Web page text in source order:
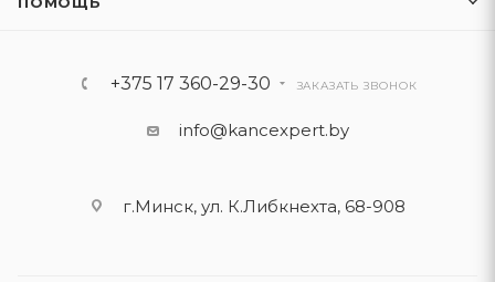
+375 17 360-29-30 ЗАКАЗАТЬ ЗВОНОК
info@kancexpert.by
г.Минск, ул. К.Либкнехта, 68-908